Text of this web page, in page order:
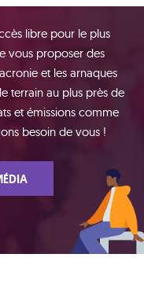
libre pour le plus
vous proposer des
et les arnaques
terrain au plus près de
et émissions comme
besoin de vous !